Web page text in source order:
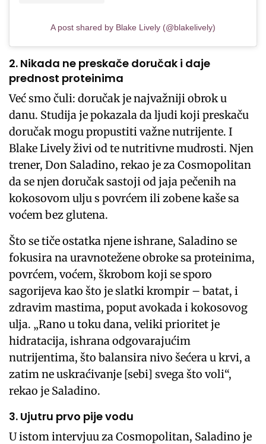
A post shared by Blake Lively (@blakelively)
2. Nikada ne preskače doručak i daje
prednost proteinima
Već smo čuli: doručak je najvažniji obrok u
danu. Studija je pokazala da ljudi koji preskaču
doručak mogu propustiti važne nutrijente. I
Blake Lively živi od te nutritivne mudrosti. Njen
trener, Don Saladino, rekao je za Cosmopolitan
da se njen doručak sastoji od jaja pečenih na
kokosovom ulju s povrćem ili zobene kaše sa
voćem bez glutena.
Što se tiče ostatka njene ishrane, Saladino se
fokusira na uravnotežene obroke sa proteinima,
povrćem, voćem, škrobom koji se sporo
sagorijeva kao što je slatki krompir – batat, i
zdravim mastima, poput avokada i kokosovog
ulja. „Rano u toku dana, veliki prioritet je
hidratacija, ishrana odgovarajućim
nutrijentima, što balansira nivo šećera u krvi, a
zatim ne uskraćivanje [sebi] svega što voli“,
rekao je Saladino.
3. Ujutru prvo pije vodu
U istom intervjuu za Cosmopolitan, Saladino je